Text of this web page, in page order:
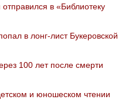
в «Библиотеку
в лонг-лист Букеровской
100 лет после смерти
и юношеском чтении